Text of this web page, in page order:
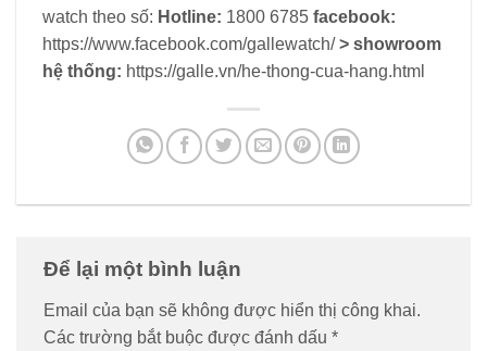
watch theo số: Hotline: 1800 6785 facebook:
https://www.facebook.com/gallewatch/> showroom
hệ thống: https://galle.vn/he-thong-cua-hang.html
Để lại một bình luận
Email của bạn sẽ không được hiển thị công khai.
Các trường bắt buộc được đánh dấu *